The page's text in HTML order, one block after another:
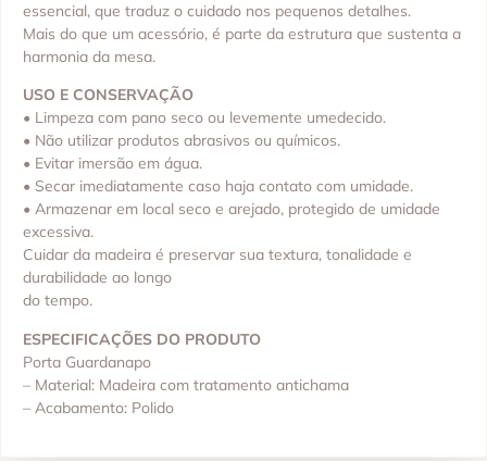
essencial, que traduz o cuidado nos pequenos detalhes.
Mais do que um acessório, é parte da estrutura que sustenta a
harmonia da mesa.
USO E CONSERVAÇÃO
• Limpeza com pano seco ou levemente umedecido.
• Não utilizar produtos abrasivos ou químicos.
• Evitar imersão em água.
• Secar imediatamente caso haja contato com umidade.
• Armazenar em local seco e arejado, protegido de umidade
excessiva.
Cuidar da madeira é preservar sua textura, tonalidade e
durabilidade ao longo
do tempo.
ESPECIFICAÇÕES DO PRODUTO
Porta Guardanapo
– Material: Madeira com tratamento antichama
– Acabamento: Polido